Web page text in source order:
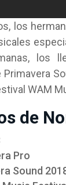
los
los
WAM
de
Pro
Sound